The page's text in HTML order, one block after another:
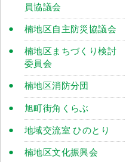
員協議会
楠地区自主防災協議会
楠地区まちづくり検討
委員会
楠地区消防分団
旭町街角くらぶ
地域交流室 ひのとり
楠地区文化振興会